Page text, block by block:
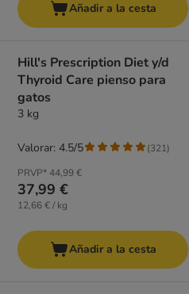
Añadir a la cesta
Hill's Prescription Diet y/d
Thyroid Care pienso para
gatos
3 kg
PRVP*44,99 €
37,99 €
12,66 € / kg
Valorar: 4.5/5 (321)
Añadir a la cesta